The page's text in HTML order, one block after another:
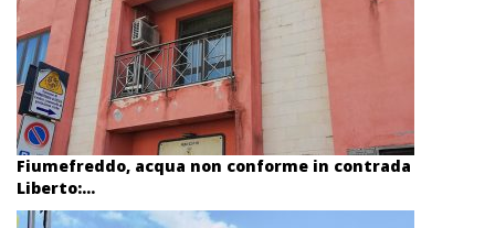
Fiumefreddo, acqua non conforme in contrada
Liberto:...